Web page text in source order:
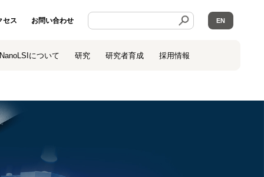
セス お問い合わせ EN
について 研究 研究者育成 採用情報